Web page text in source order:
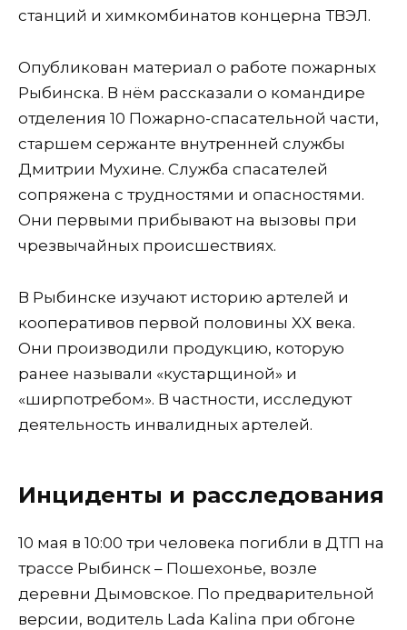
станций и химкомбинатов концерна ТВЭЛ.
Опубликован материал о работе пожарных
Рыбинска. В нём рассказали о командире
отделения 10 Пожарно-спасательной части,
старшем сержанте внутренней службы
Дмитрии Мухине. Служба спасателей
сопряжена с трудностями и опасностями.
Они первыми прибывают на вызовы при
чрезвычайных происшествиях.
В Рыбинске изучают историю артелей и
кооперативов первой половины XX века.
Они производили продукцию, которую
ранее называли «кустарщиной» и
«ширпотребом». В частности, исследуют
деятельность инвалидных артелей.
Инциденты и расследования
10 мая в 10:00 три человека погибли в ДТП на
трассе Рыбинск – Пошехонье, возле
деревни Дымовское. По предварительной
версии, водитель Lada Kalina при обгоне